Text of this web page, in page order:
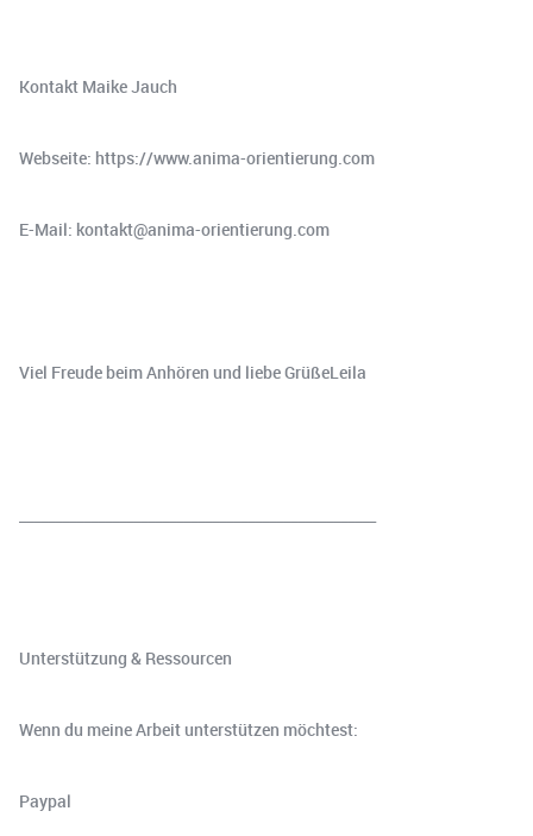
Kontakt Maike Jauch
Webseite: https://www.anima-orientierung.com
E-Mail: kontakt@anima-orientierung.com
Viel Freude beim Anhören und liebe GrüßeLeila
Unterstützung & Ressourcen
Wenn du meine Arbeit unterstützen möchtest:
⁠⁠⁠⁠Paypal⁠⁠⁠⁠